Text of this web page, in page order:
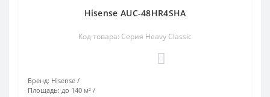
Hisense AUC-48HR4SHA
Код товара: Серия Heavy Classic
Бренд: Hisense
Площадь: до 140 м²